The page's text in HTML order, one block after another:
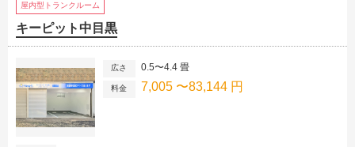
屋内型トランクルーム
キーピット中目黒
広さ 0.5〜4.4 畳
料金 7,005 〜83,144 円